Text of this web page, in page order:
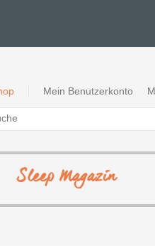
Mein Benutzerkonto
Sleep Magazin